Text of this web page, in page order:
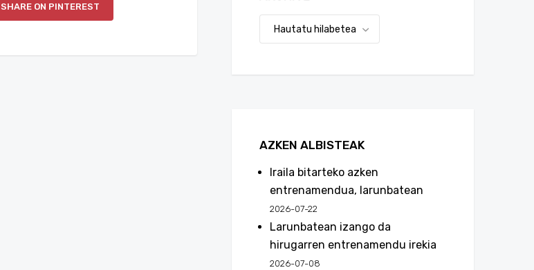
SHARE ON PINTEREST
AZKEN ALBISTEAK
Iraila bitarteko azken
entrenamendua, larunbatean
2026-07-22
Larunbatean izango da
hirugarren entrenamendu irekia
2026-07-08